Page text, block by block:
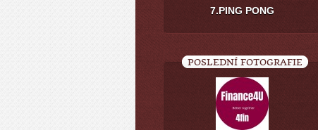
7.PING PONG
POSLEDNÍ FOTOGRAFIE